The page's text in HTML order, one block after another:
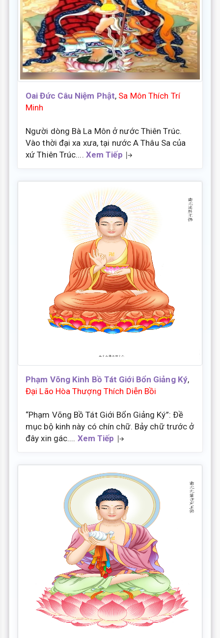
Oai Đức Câu Niệm Phật, Sa Môn Thích Trí
Minh
Người dòng Bà La Môn ở nước Thiên Trúc.
Vào thời đại xa xưa, tại nước A Thâu Sa của
xứ Thiên Trúc.... Xem Tiếp
Phạm Võng Kinh Bồ Tát Giới Bổn Giảng Ký,
Đại Lão Hòa Thượng Thích Diễn Bồi
“Phạm Võng Bồ Tát Giới Bổn Giảng Ký”: Ðề
mục bộ kinh này có chín chữ. Bảy chữ trước ở
đây xin gác.... Xem Tiếp